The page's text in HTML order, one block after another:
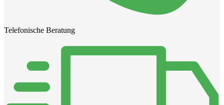
Telefonische Beratung